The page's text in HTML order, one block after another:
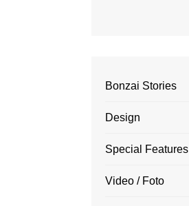
Bonzai Stories
Design
Special Features
Video / Foto